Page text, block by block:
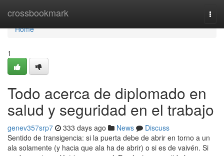
crossbookmark
Home
Home
1
Todo acerca de diplomado en
salud y seguridad en el trabajo
genev357srp7 333 days ago News
Discuss
Sentido de transigencia: si la puerta debe de abrir en torno a un
ala solamente (y hacia que ala ha de abrir) o si es de vaivén. Si